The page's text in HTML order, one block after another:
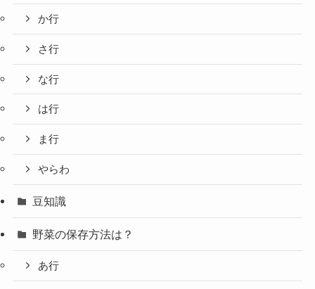
か行
さ行
な行
は行
ま行
やらわ
豆知識
野菜の保存方法は？
あ行